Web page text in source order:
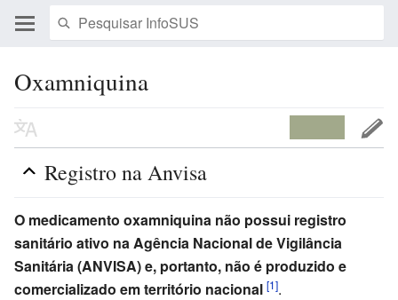
Oxamniquina
Registro na Anvisa
O medicamento oxamniquina não possui registro
sanitário ativo na Agência Nacional de Vigilância
Sanitária (ANVISA) e, portanto, não é produzido e
comercializado em território nacional [1].